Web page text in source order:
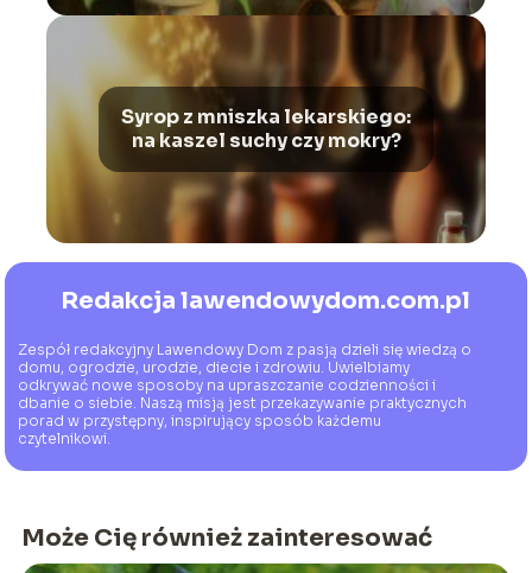
Syrop z mniszka lekarskiego:
na kaszel suchy czy mokry?
Redakcja lawendowydom.com.pl
Zespół redakcyjny Lawendowy Dom z pasją dzieli się wiedzą o
domu, ogrodzie, urodzie, diecie i zdrowiu. Uwielbiamy
odkrywać nowe sposoby na upraszczanie codzienności i
dbanie o siebie. Naszą misją jest przekazywanie praktycznych
porad w przystępny, inspirujący sposób każdemu
czytelnikowi.
Może Cię również zainteresować